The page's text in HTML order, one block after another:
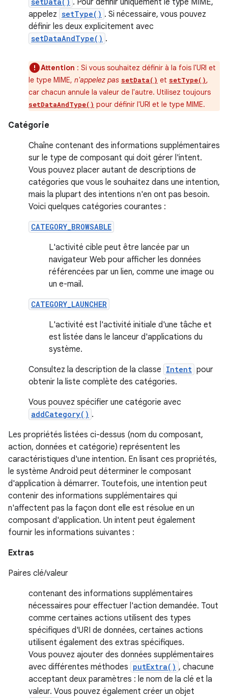
. Pour définir uniquement le type MIME,
appelez setType() . Si nécessaire, vous pouvez
définir les deux explicitement avec
setDataAndType() .
Attention : Si vous souhaitez définir à la fois l'URI et
le type MIME, n'appelez pas setData() et setType(),
car chacun annule la valeur de l'autre. Utilisez toujours
setDataAndType() pour définir l'URI et le type MIME.
Catégorie
Chaîne contenant des informations supplémentaires
sur le type de composant qui doit gérer l'intent.
Vous pouvez placer autant de descriptions de
catégories que vous le souhaitez dans une intention,
mais la plupart des intentions n'en ont pas besoin.
Voici quelques catégories courantes :
CATEGORY_BROWSABLE
L'activité cible peut être lancée par un
navigateur Web pour afficher les données
référencées par un lien, comme une image ou
un e-mail.
CATEGORY_LAUNCHER
L'activité est l'activité initiale d'une tâche et
est listée dans le lanceur d'applications du
système.
Consultez la description de la classe Intent pour
obtenir la liste complète des catégories.
Vous pouvez spécifier une catégorie avec
addCategory() .
Les propriétés listées ci-dessus (nom du composant,
action, données et catégorie) représentent les
caractéristiques d'une intention. En lisant ces propriétés,
le système Android peut déterminer le composant
d'application à démarrer. Toutefois, une intention peut
contenir des informations supplémentaires qui
n'affectent pas la façon dont elle est résolue en un
composant d'application. Un intent peut également
fournir les informations suivantes :
Extras
Paires clé/valeur
contenant des informations supplémentaires
nécessaires pour effectuer l'action demandée. Tout
comme certaines actions utilisent des types
spécifiques d'URI de données, certaines actions
utilisent également des extras spécifiques.
Vous pouvez ajouter des données supplémentaires
avec différentes méthodes putExtra() , chacune
acceptant deux paramètres : le nom de la clé et la
valeur. Vous pouvez également créer un objet